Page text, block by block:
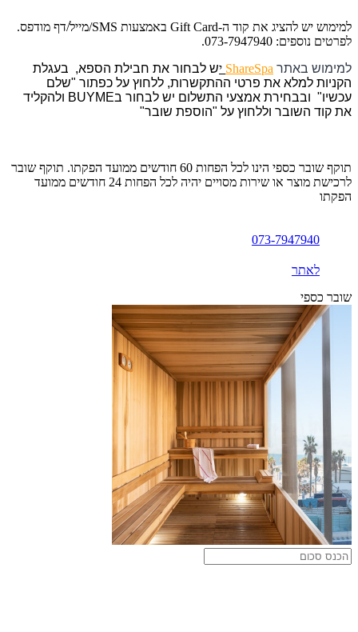
למימוש יש להציג את קוד ה-Gift Card באמצעות SMS/מייל/דף מודפס.
לפרטים נוספים: 073-7947940.
למימוש באתר ShareSpa יש לבחור את חבילת הספא, בעגלת
הקניות למלא את פרטי ההתקשרות, ללחוץ על כפתור "שלם
עכשיו" ובבחירת אמצעי התשלום יש לבחור בBUYME ולהקליד
את קוד השובר וללחוץ על "הוספת שובר"
תוקף שובר כספי הינו לכל הפחות 60 חודשים ממועד הפקתו. תוקף שובר
לרכישת מוצר או שירות מסויים יהיה לכל הפחות 24 חודשים ממועד
הפקתו
073-7947940
לאתר
שובר כספי